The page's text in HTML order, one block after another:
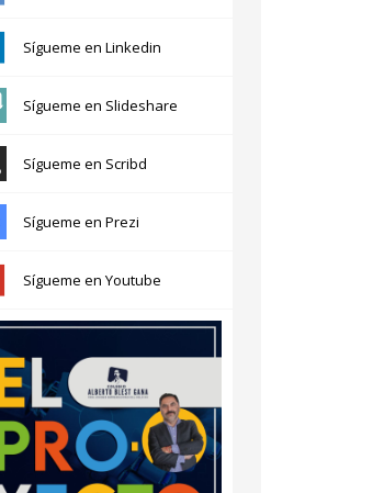
Sígueme en Linkedin
Sígueme en Slideshare
Sígueme en Scribd
Sígueme en Prezi
Sígueme en Youtube